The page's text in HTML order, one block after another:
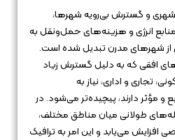
و گسترش بی‌رویه شهرها،
انرژی و هزینه‌های حمل‌ونقل به
شهرهای مدرن تبدیل شده است.
افقی که به دلیل گسترش زیاد
تجاری و اداری، نیاز به
دارند، پیچیده‌تر می‌شود. در
طولانی میان مناطق مختلف،
می‌یابد و این امر به ترافیک